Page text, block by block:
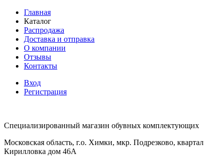
Главная
Каталог
Распродажа
Доставка и отправка
О компании
Отзывы
Контакты
Вход
Регистрация
Специализированный магазин обувных комплектующих
Московская область, г.о. Химки, мкр. Подрезково, квартал
Кирилловка дом 46А